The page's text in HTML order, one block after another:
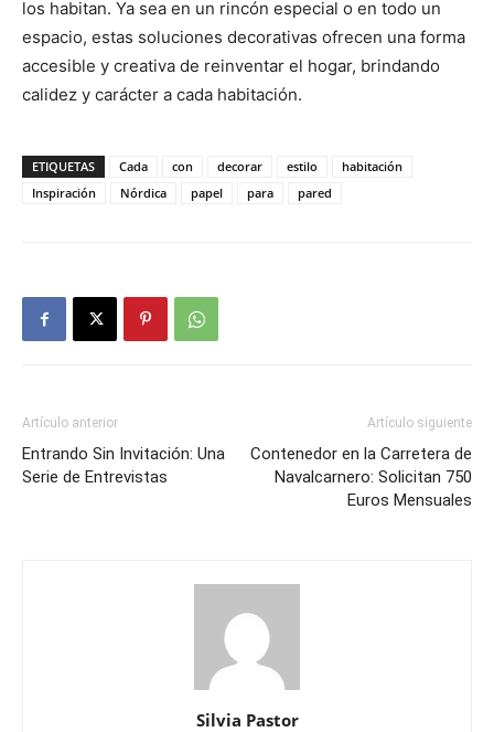
los habitan. Ya sea en un rincón especial o en todo un
espacio, estas soluciones decorativas ofrecen una forma
accesible y creativa de reinventar el hogar, brindando
calidez y carácter a cada habitación.
ETIQUETAS Cada con decorar estilo
habitación
Inspiración
Nórdica papel para pared
Artículo anterior
Entrando Sin Invitación: Una
Serie de Entrevistas
Artículo siguiente
Contenedor en la Carretera de
Navalcarnero: Solicitan 750
Euros Mensuales
Silvia Pastor